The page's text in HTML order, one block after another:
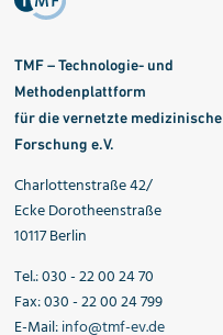
TMF – Technologie- und
Methodenplattform
für die vernetzte medizinische
Forschung e.V.
Charlottenstraße 42/
Ecke Dorotheenstraße
10117 Berlin
Tel.: 030 - 22 00 24 70
Fax: 030 - 22 00 24 799
E-Mail:info@tmf-ev.de